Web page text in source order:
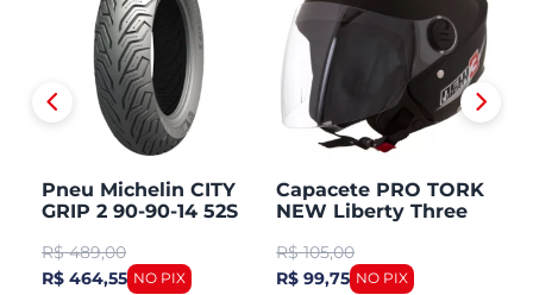
Pneu Michelin CITY
GRIP 2 90-90-14 52S
Dianteiro
R$ 489,00
R$ 464,55
Capacete PRO TORK
NEW Liberty Three
R$ 105,00
R$ 99,75